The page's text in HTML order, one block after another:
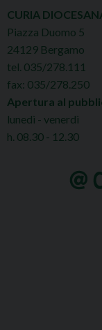
CURIA
Piazza Duomo 5
24129 Bergamo
tel. 035/278.111
fax: 035/278.250
Apertura al
lunedì - venerdì
h. 08.30 - 12.30